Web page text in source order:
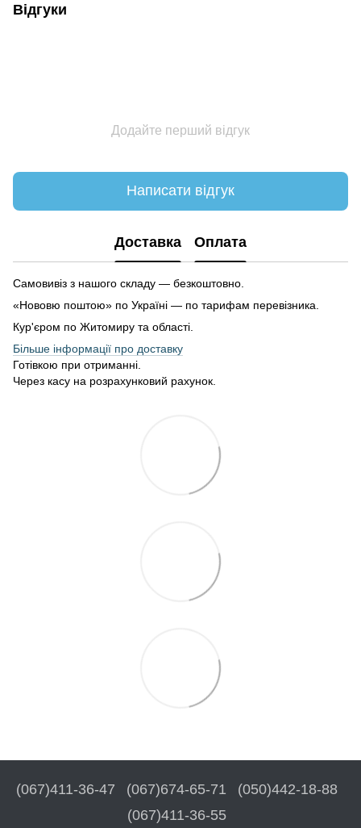
Відгуки
Додайте перший відгук
Написати відгук
Доставка Оплата
Самовивіз з нашого складу — безкоштовно.
«Нововю поштою» по Україні — по тарифам перевізника.
Кур'єром по Житомиру та області.
Більше інформації про доставку
Готівкою при отриманні.
Через касу на розрахунковий рахунок.
(067)411-36-47 (067)674-65-71
(050)442-18-88
(067)411-36-55